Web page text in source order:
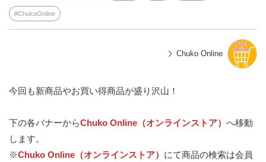
ChukoOnline
Chuko Online
今回も新商品やお買い得商品が盛り沢山！
下の各バナーからChuko Online（オンラインストア） へ移動
します。
※Chuko Online（オンラインストア） にて商品の検索は会員